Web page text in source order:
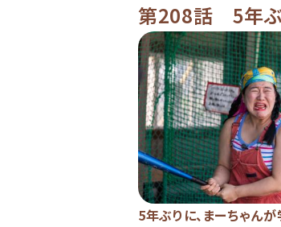
第208話 5年
5年ぶりに、まーちゃん